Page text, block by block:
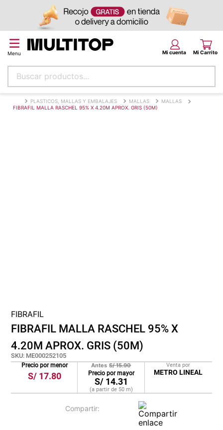
Buscar productos...
PLASTICOS, MALLAS Y EMBALAJES MALLAS
MALLAS
FIBRAFIL MALLA RASCHEL 95% X 4.20M APROX. GRIS (50M)
FIBRAFIL
FIBRAFIL MALLA RASCHEL 95% X
4.20M APROX. GRIS (50M)
SKU: ME000252105
Precio por menor
S/ 17.80
Antes S/15.90
Precio por mayor
S/ 14.31
(a partir de 50 m)
Venta por
METRO LINEAL
Términos más buscados